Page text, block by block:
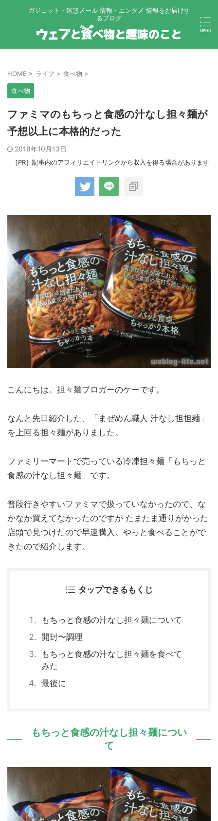
ガジェット・迷惑メール 情報・エンタメ 情報をお届けす
るブログ
HOME > ライフ > 食べ物 >
食べ物
ファミマのもちっと食感の汁なし担々麺が
予想以上に本格的だった
2018年10月13日
［PR］記事内のアフィリエイトリンクから収入を得る場合があります
こんにちは。担々麺ブロガーのケーです。
なんと先日紹介した、「まぜめん職人 汁なし担担麺」
を上回る担々麺がありました。
ファミリーマートで売っている冷凍担々麺「もちっと
食感の汁なし担々麺」です。
普段行きやすいファミマで扱っていなかったので、な
かなか買えてなかったのですが たまたま通りがかった
店頭で見つけたので早速購入。やっと食べることがで
きたので紹介します。
タップできるもくじ
もちっと食感の汁なし担々麺について
開封〜調理
もちっと食感の汁なし担々麺を食べて
みた
最後に
もちっと食感の汁なし担々麺につい
て